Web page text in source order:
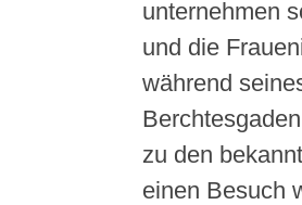
unternehmen
und die
während
zu den
einen Besuch